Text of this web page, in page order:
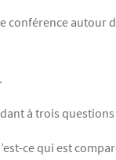
autour
à trois
ce qui est